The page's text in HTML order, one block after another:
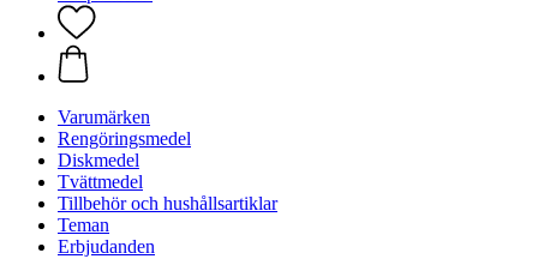
Varumärken
Rengöringsmedel
Diskmedel
Tvättmedel
Tillbehör och hushållsartiklar
Teman
Erbjudanden